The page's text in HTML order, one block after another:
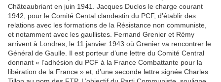
Châteaubriant en juin 1941. Jacques Duclos le charge courant
1942, pour le Comité Cental clandestin du PCF, d’établir des
relations avec les formations de la Résistance non communiste,
et notamment avec les gaullistes. Fernand Grenier et Rémy
arrivent à Londres, le 11 janvier 1943 où Grenier va rencontrer le
Général de Gaulle. Il est porteur d’une lettre du Comité Central
donnant « l’adhésion du PCF à la France Combattante pour la
libération de la France » et, d’une seconde lettre signée Charles